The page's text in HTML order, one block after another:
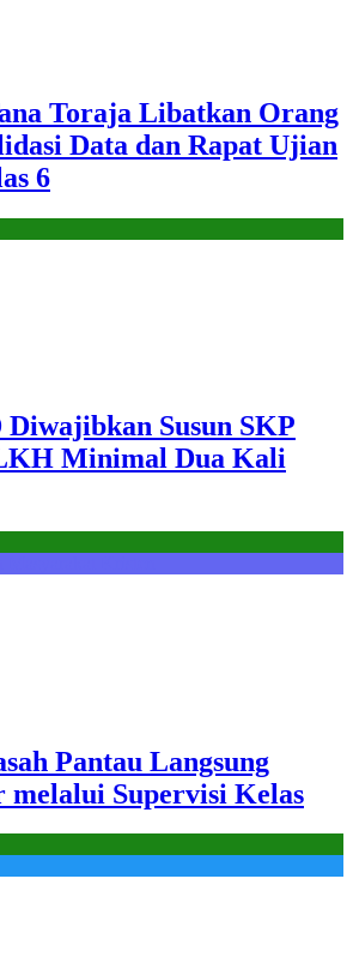
Toraja Libatkan Orang
Data dan Rapat Ujian
6
Susun SKP
Minimal Dua Kali
Pantau Langsung
melalui Supervisi Kelas